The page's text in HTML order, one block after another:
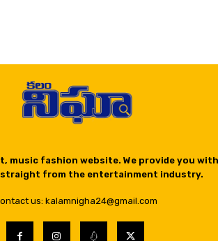
music fashion website. We provide you
straight from the entertainment industry.
us: kalamnigha24@gmail.com